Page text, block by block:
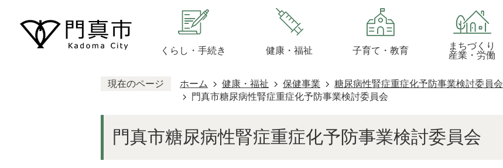
くらし・手続き 健康・福祉 子育て・教育
まちづくり
産業・労働
現在のページ ホーム 健康・福祉 保健事業
糖尿病性腎症重症化予防事業検討委員会
門真市糖尿病性腎症重症化予防事業検討委員会
門真市糖尿病性腎症重症化予防事業検討委員会